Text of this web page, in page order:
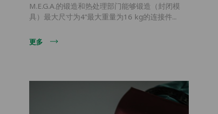
M.E.G.A.的锻造和热处理部门能够锻造（封闭模
具）最大尺寸为4”最大重量为16 kg的连接件...
更多